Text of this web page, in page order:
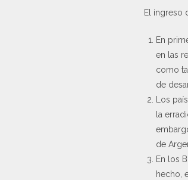
El ingreso
En
en las
como
de
Los
la
de
En los
hecho,